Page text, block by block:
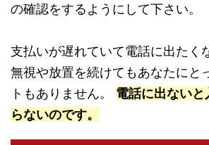
の確認をするようにして下さい。
支払いが遅れていて電話に出たく
無視や放置を続けてもあなたにと
トもありません。 電話に出ないと
らないのです。